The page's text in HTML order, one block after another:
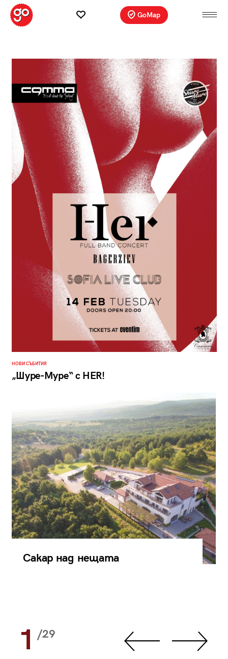
GoMap
НОВИ СЪБИТИЯ
„Шуре-Муре“ с HER!
Сакар над нещата
1 /29